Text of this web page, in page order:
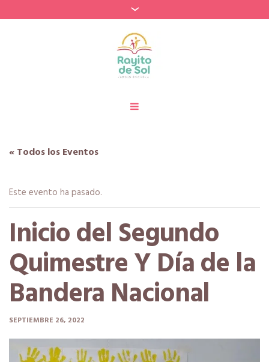
« Todos los Eventos
Este evento ha pasado.
Inicio del Segundo
Quimestre Y Día de la
Bandera Nacional
SEPTIEMBRE 26, 2022